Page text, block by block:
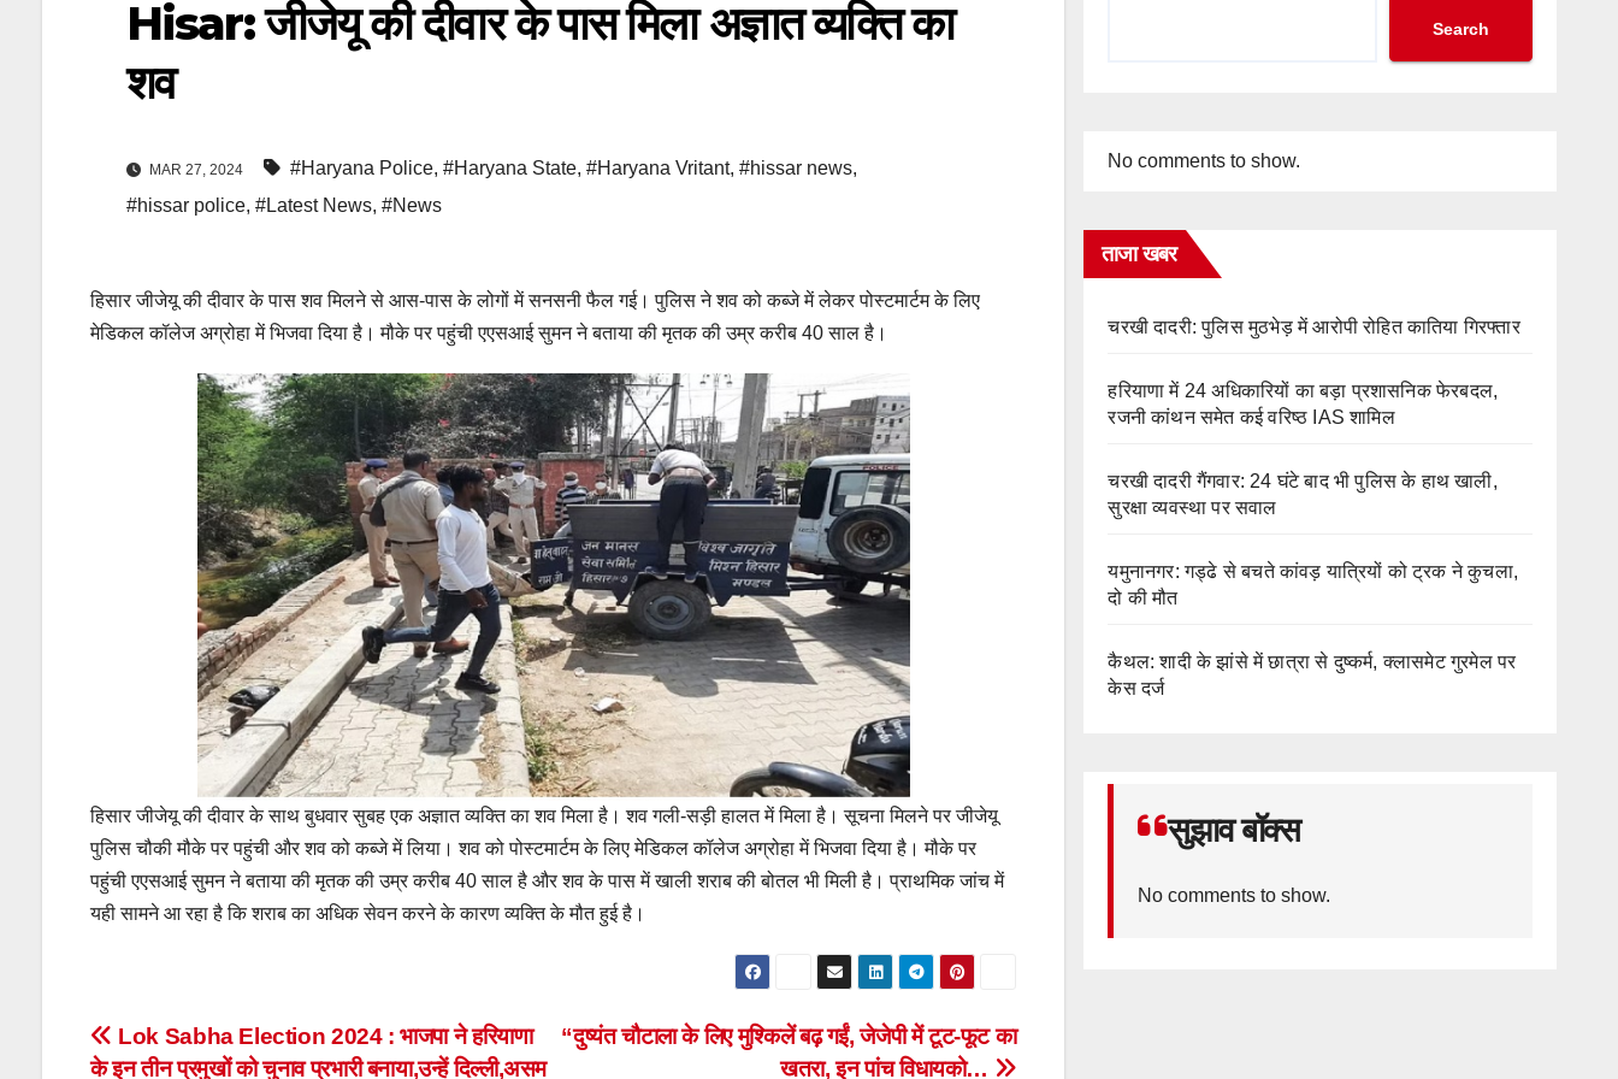
Hisar: जीजेयू की दीवार के पास मिला अज्ञात व्यक्ति का
शव
MAR 27, 2024 #Haryana Police, #Haryana State, #Haryana Vritant, #hissar news,
#hissar police, #Latest News, #News
हिसार जीजेयू की दीवार के पास शव मिलने से आस-पास के लोगों में सनसनी फैल गई। पुलिस ने शव को कब्जे में लेकर पोस्टमार्टम के लिए
मेडिकल कॉलेज अग्रोहा में भिजवा दिया है। मौके पर पहुंची एएसआई सुमन ने बताया की मृतक की उम्र करीब 40 साल है।
हिसार जीजेयू की दीवार के साथ बुधवार सुबह एक अज्ञात व्यक्ति का शव मिला है। शव गली-सड़ी हालत में मिला है। सूचना मिलने पर जीजेयू
पुलिस चौकी मौके पर पहुंची और शव को कब्जे में लिया। शव को पोस्टमार्टम के लिए मेडिकल कॉलेज अग्रोहा में भिजवा दिया है। मौके पर
पहुंची एएसआई सुमन ने बताया की मृतक की उम्र करीब 40 साल है और शव के पास में खाली शराब की बोतल भी मिली है। प्राथमिक जांच में
यही सामने आ रहा है कि शराब का अधिक सेवन करने के कारण व्यक्ति के मौत हुई है।
Post
“दुष्यंत चौटाला के लिए मुश्किलें बढ़ गईं, जेजेपी में टूट-फूट का
खतरा, इन पांच विधायको…
Lok Sabha Election 2024 : भाजपा ने हरियाणा
के इन तीन प्रमुखों को चुनाव प्रभारी बनाया,उन्हें दिल्ली,असम
Search
No comments to show.
ताजा खबर
चरखी दादरी: पुलिस मुठभेड़ में आरोपी रोहित कातिया गिरफ्तार
हरियाणा में 24 अधिकारियों का बड़ा प्रशासनिक फेरबदल,
रजनी कांथन समेत कई वरिष्ठ IAS शामिल
चरखी दादरी गैंगवार: 24 घंटे बाद भी पुलिस के हाथ खाली,
सुरक्षा व्यवस्था पर सवाल
यमुनानगर: गड्ढे से बचते कांवड़ यात्रियों को ट्रक ने कुचला,
दो की मौत
कैथल: शादी के झांसे में छात्रा से दुष्कर्म, क्लासमेट गुरमेल पर
केस दर्ज
सुझाव बॉक्स
No comments to show.